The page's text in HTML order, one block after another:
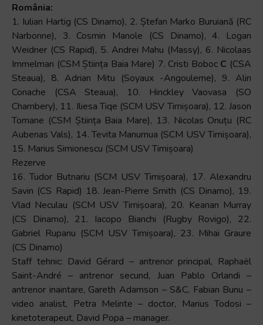
România:
1. Iulian Hartig (CS Dinamo), 2. Ștefan Marko Buruiană (RC
Narbonne), 3. Cosmin Manole (CS Dinamo), 4. Logan
Weidner (CS Rapid), 5. Andrei Mahu (Massy), 6. Nicolaas
Immelman (CSM Știința Baia Mare) 7. Cristi Boboc C (CSA
Steaua), 8. Adrian Mitu (Soyaux -Angouleme), 9. Alin
Conache (CSA Steaua), 10. Hinckley Vaovasa (SO
Chambery), 11. Iliesa Tiqe (SCM USV Timișoara), 12. Jason
Tomane (CSM Știința Baia Mare), 13. Nicolas Onuțu (RC
Aubenas Vals), 14. Tevita Manumua (SCM USV Timișoara),
15. Marius Simionescu (SCM USV Timișoara)
Rezerve
16. Tudor Butnariu (SCM USV Timișoara), 17. Alexandru
Savin (CS Rapid) 18. Jean-Pierre Smith (CS Dinamo), 19.
Vlad Neculau (SCM USV Timișoara), 20. Keanan Murray
(CS Dinamo), 21. Iacopo Bianchi (Rugby Rovigo), 22.
Gabriel Rupanu (SCM USV Timișoara), 23. Mihai Graure
(CS Dinamo)
Staff tehnic: David Gérard – antrenor principal, Raphaël
Saint-André – antrenor secund, Juan Pablo Orlandi –
antrenor inaintare, Gareth Adamson – S&C, Fabian Bunu –
video analist, Petra Melinte – doctor, Marius Todosi –
kinetoterapeut, David Popa – manager.